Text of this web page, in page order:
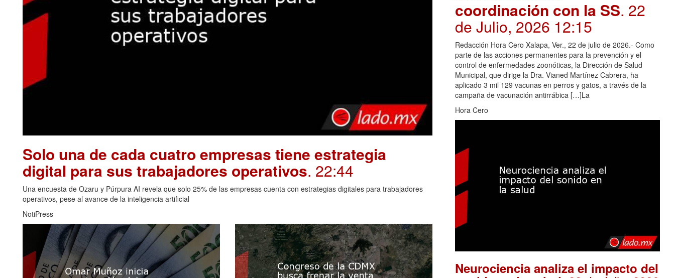
Solo una de cada cuatro empresas tiene estrategia
digital para sus trabajadores operativos. 22:44
Una encuesta de Ozaru y Púrpura AI revela que solo 25% de las empresas cuenta con estrategias digitales para trabajadores
operativos, pese al avance de la inteligencia artificial
NotiPress
coordinación con la SS. 22
de Julio, 2026 12:15
Redacción Hora Cero Xalapa, Ver., 22 de julio de 2026.- Como
parte de las acciones permanentes para la prevención y el
control de enfermedades zoonóticas, la Dirección de Salud
Municipal, que dirige la Dra. Vianed Martínez Cabrera, ha
aplicado 3 mil 129 vacunas en perros y gatos, a través de la
campaña de vacunación antirrábica […]La
Hora Cero
Neurociencia analiza el impacto del